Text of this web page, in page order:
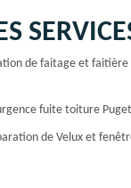
de faitage et faitière
fuite toiture
de Velux et